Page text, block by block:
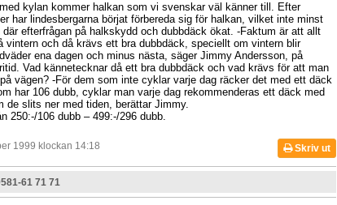
kylan kommer halkan som vi svenskar väl känner till. Efter
har lindesbergarna börjat förbereda sig för halkan, vilket inte minst
efterfrågan på halkskydd och dubbdäck ökat. -Faktum är att allt
vintern och då krävs ett bra dubbdäck, speciellt om vintern blir
ena dagen och minus nästa, säger Jimmy Andersson, på
Vad kännetecknar då ett bra dubbdäck och vad krävs för att man
vägen? -För dem som inte cyklar varje dag räcker det med ett däck
har 106 dubb, cyklar man varje dag rekommenderas ett däck med
de slits ner med tiden, berättar Jimmy.
250:-/106 dubb – 499:-/296 dubb.
1999 klockan 14:18 Skriv ut
61 71 71